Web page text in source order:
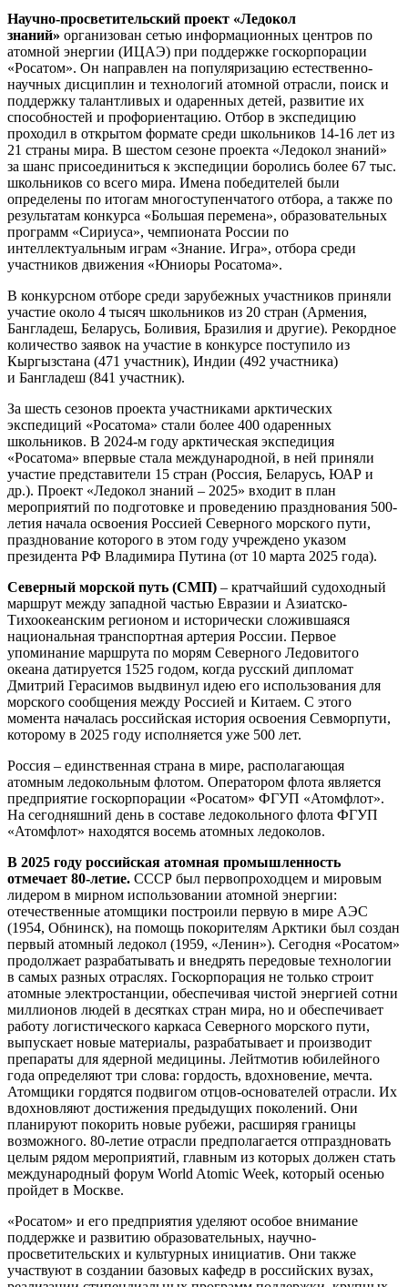
Научно-просветительский проект «Ледокол
знаний» организован сетью информационных центров по
атомной энергии (ИЦАЭ) при поддержке госкорпорации
«Росатом». Он направлен на популяризацию естественно-
научных дисциплин и технологий атомной отрасли, поиск и
поддержку талантливых и одаренных детей, развитие их
способностей и профориентацию. Отбор в экспедицию
проходил в открытом формате среди школьников 14-16 лет из
21 страны мира. В шестом сезоне проекта «Ледокол знаний»
за шанс присоединиться к экспедиции боролись более 67 тыс.
школьников со всего мира. Имена победителей были
определены по итогам многоступенчатого отбора, а также по
результатам конкурса «Большая перемена», образовательных
программ «Сириуса», чемпионата России по
интеллектуальным играм «Знание. Игра», отбора среди
участников движения «Юниоры Росатома».
В конкурсном отборе среди зарубежных участников приняли
участие около 4 тысяч школьников из 20 стран (Армения,
Бангладеш, Беларусь, Боливия, Бразилия и другие). Рекордное
количество заявок на участие в конкурсе поступило из
Кыргызстана (471 участник), Индии (492 участника)
и Бангладеш (841 участник).
За шесть сезонов проекта участниками арктических
экспедиций «Росатома» стали более 400 одаренных
школьников. В 2024-м году арктическая экспедиция
«Росатома» впервые стала международной, в ней приняли
участие представители 15 стран (Россия, Беларусь, ЮАР и
др.). Проект «Ледокол знаний – 2025» входит в план
мероприятий по подготовке и проведению празднования 500-
летия начала освоения Россией Северного морского пути,
празднование которого в этом году учреждено указом
президента РФ Владимира Путина (от 10 марта 2025 года).
Северный морской путь (СМП) – кратчайший судоходный
маршрут между западной частью Евразии и Азиатско-
Тихоокеанским регионом и исторически сложившаяся
национальная транспортная артерия России. Первое
упоминание маршрута по морям Северного Ледовитого
океана датируется 1525 годом, когда русский дипломат
Дмитрий Герасимов выдвинул идею его использования для
морского сообщения между Россией и Китаем. С этого
момента началась российская история освоения Севморпути,
которому в 2025 году исполняется уже 500 лет.
Россия – единственная страна в мире, располагающая
атомным ледокольным флотом. Оператором флота является
предприятие госкорпорации «Росатом» ФГУП «Атомфлот».
На сегодняшний день в составе ледокольного флота ФГУП
«Атомфлот» находятся восемь атомных ледоколов.
В 2025 году российская атомная промышленность
отмечает 80-летие. СССР был первопроходцем и мировым
лидером в мирном использовании атомной энергии:
отечественные атомщики построили первую в мире АЭС
(1954, Обнинск), на помощь покорителям Арктики был создан
первый атомный ледокол (1959, «Ленин»). Сегодня «Росатом»
продолжает разрабатывать и внедрять передовые технологии
в самых разных отраслях. Госкорпорация не только строит
атомные электростанции, обеспечивая чистой энергией сотни
миллионов людей в десятках стран мира, но и обеспечивает
работу логистического каркаса Северного морского пути,
выпускает новые материалы, разрабатывает и производит
препараты для ядерной медицины. Лейтмотив юбилейного
года определяют три слова: гордость, вдохновение, мечта.
Атомщики гордятся подвигом отцов-основателей отрасли. Их
вдохновляют достижения предыдущих поколений. Они
планируют покорить новые рубежи, расширяя границы
возможного. 80-летие отрасли предполагается отпраздновать
целым рядом мероприятий, главным из которых должен стать
международный форум World Atomic Week, который осенью
пройдет в Москве.
«Росатом» и его предприятия уделяют особое внимание
поддержке и развитию образовательных, научно-
просветительских и культурных инициатив. Они также
участвуют в создании базовых кафедр в российских вузах,